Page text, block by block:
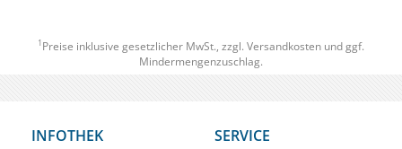
1 Preise inklusive gesetzlicher MwSt., zzgl. Versandkosten und ggf.
Mindermengenzuschlag.
INFOTHEK SERVICE